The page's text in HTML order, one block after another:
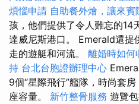
煩惱申請 自助餐外燴，讓來賓
孩，他們提供了令人難忘的14
達威尼斯港口。 Emerald還提
走的遊艇和河流。 離婚時如何
持 台北台胞證辦理中心
9個“星際飛行”艦隊，時尚套
座容量。 新竹整骨服務 遊覽